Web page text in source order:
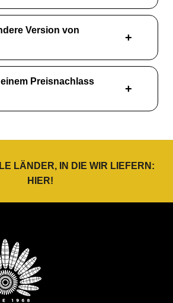
Version von
Preisnachlass
LÄNDER, IN DIE WIR LIEFERN:
HIER!